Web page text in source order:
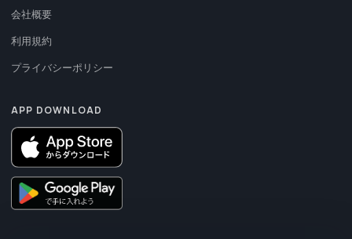
会社概要
利用規約
プライバシーポリシー
APP DOWNLOAD